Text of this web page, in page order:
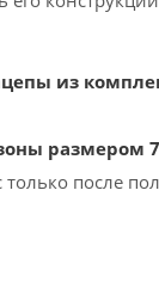
из
размером
после